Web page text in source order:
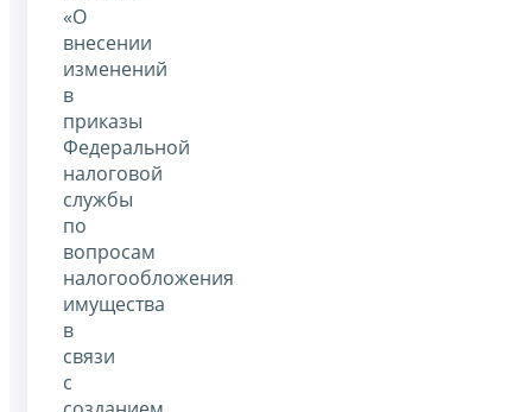
«О
внесении
изменений
в
приказы
Федеральной
налоговой
службы
по
вопросам
налогообложения
имущества
в
связи
с